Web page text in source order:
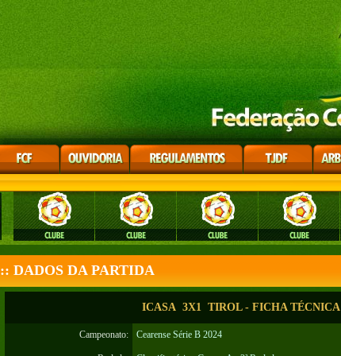
:: DADOS DA PARTIDA
ICASA 3X1 TIROL - FICHA TÉCNICA
Campeonato: Cearense Série B 2024